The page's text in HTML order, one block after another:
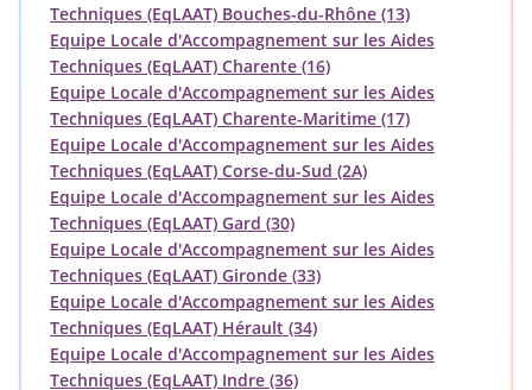
Techniques (EqLAAT) Bouches-du-Rhône (13)
Equipe Locale d'Accompagnement sur les Aides
Techniques (EqLAAT) Charente (16)
Equipe Locale d'Accompagnement sur les Aides
Techniques (EqLAAT) Charente-Maritime (17)
Equipe Locale d'Accompagnement sur les Aides
Techniques (EqLAAT) Corse-du-Sud (2A)
Equipe Locale d'Accompagnement sur les Aides
Techniques (EqLAAT) Gard (30)
Equipe Locale d'Accompagnement sur les Aides
Techniques (EqLAAT) Gironde (33)
Equipe Locale d'Accompagnement sur les Aides
Techniques (EqLAAT) Hérault (34)
Equipe Locale d'Accompagnement sur les Aides
Techniques (EqLAAT) Indre (36)